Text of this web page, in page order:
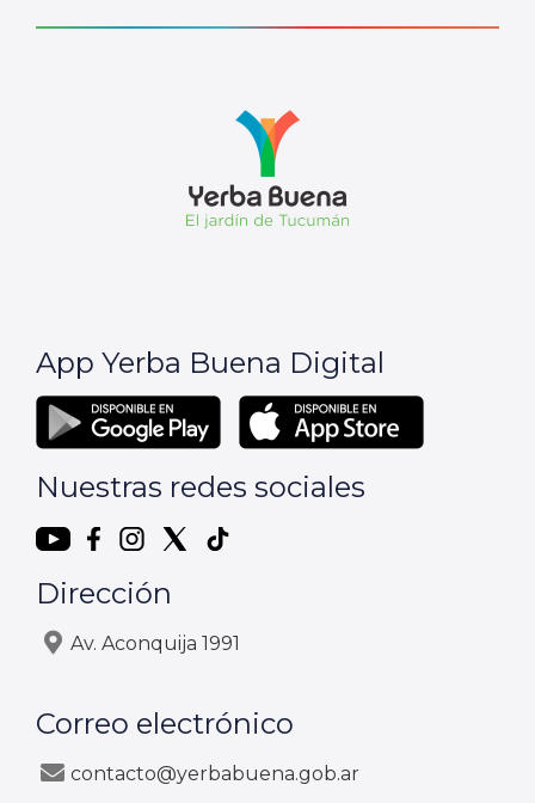
App Yerba Buena Digital
Nuestras redes sociales
Dirección
Av. Aconquija 1991
Correo electrónico
contacto@yerbabuena.gob.ar